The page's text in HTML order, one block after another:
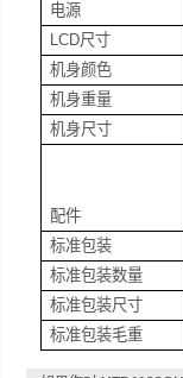
电源
LCD尺寸
机身颜色
机身重量
机身尺寸
配件
标准包装
标准包装数量
标准包装尺寸
标准包装毛重